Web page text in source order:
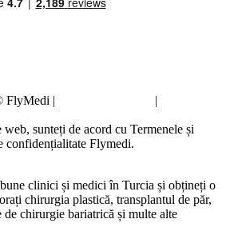
FlyMedi | |
sunteți de acord cu Termenele și
confidențialitate Flymedi.
clinici și medici în Turcia și obțineți o
chirurgia plastică, transplantul de păr,
chirurgie bariatrică și multe alte